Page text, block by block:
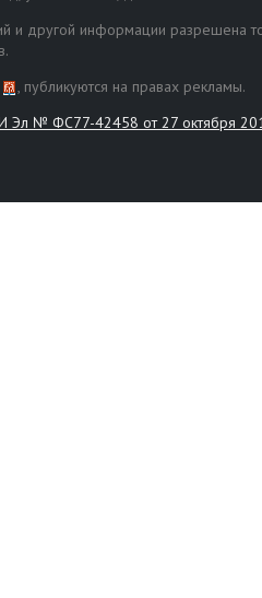
и другой информации разрешена
, публикуются на правах рекламы.
Эл № ФС77-42458 от 27 октября